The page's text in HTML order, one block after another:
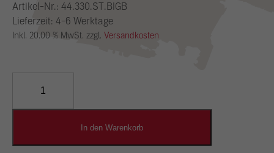
Artikel-Nr.: 44.330.ST.BIGB
Lieferzeit: 4-6 Werktage
Inkl. 20.00 % MwSt. zzgl. Versandkosten
Designputz
In den Warenkorb